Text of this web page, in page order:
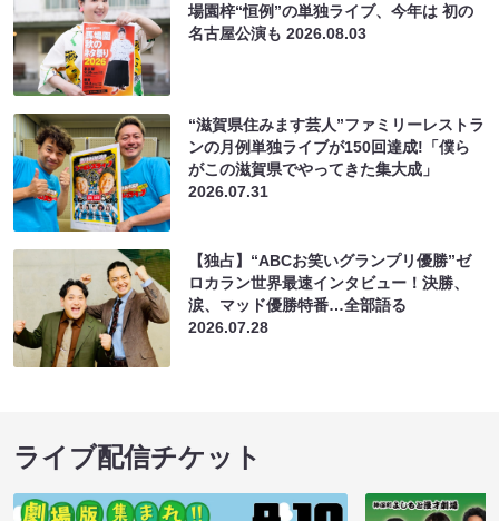
場園梓“恒例”の単独ライブ、今年は 初の
名古屋公演も2026.08.03
“滋賀県住みます芸人”ファミリーレストラ
ンの月例単独ライブが150回達成!「僕ら
がこの滋賀県でやってきた集大成」
2026.07.31
【独占】“ABCお笑いグランプリ優勝”ゼ
ロカラン世界最速インタビュー！決勝、
涙、マッド優勝特番…全部語る
2026.07.28
ライブ配信チケット